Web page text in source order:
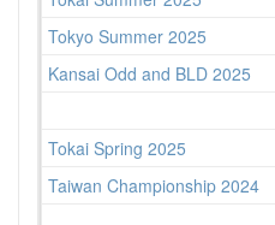
Tokyo Summer 2025
Kansai Odd and BLD 2025
Tokai Spring 2025
Taiwan Championship 2024